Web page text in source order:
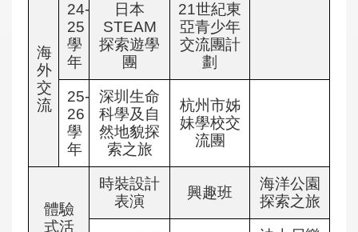
海
外
交
流
24-
25
學
年
日本
STEAM
探索遊學
團
21世紀東
亞青少年
交流團計
劃
25-
26
學
年
深圳生命
科學及自
然地貌探
索之旅
杭州市姊
妹學校交
流團
體驗
式活
時裝設計
表演
興趣班
海洋公園
探索之旅